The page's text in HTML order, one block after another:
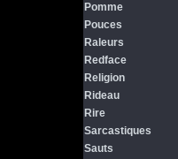
Pomme
Pouces
Raleurs
Redface
Religion
Rideau
Rire
Sarcastiques
Sauts